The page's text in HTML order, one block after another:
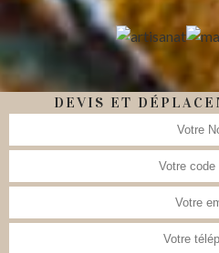
DEVIS ET